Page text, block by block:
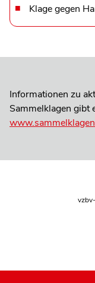
Klage gegen
Informationen zu
Sammelklagen gibt